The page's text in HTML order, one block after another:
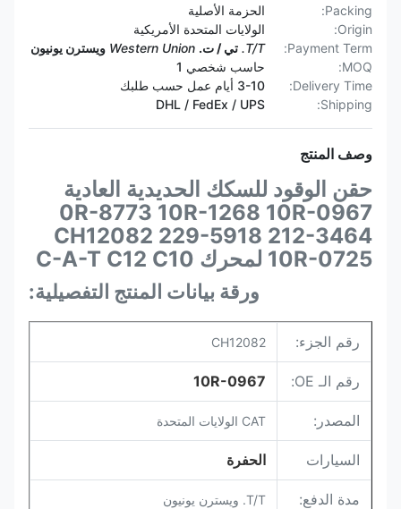
Packing:
الحزمة الأصلية
Origin:
الولايات المتحدة الأمريكية
Payment Term:
T/T. تي / ت. Western Union ويسترن يونيون
MOQ:
حاسب شخصي 1
Delivery Time:
3-10 أيام عمل حسب طلبك
Shipping:
DHL / FedEx / UPS
وصف المنتج
حقن الوقود للسكك الحديدية العادية
0R-8773 10R-1268 10R-0967
CH12082 229-5918 212-3464
10R-0725 لمحرك C-A-T C12 C10
ورقة بيانات المنتج التفصيلية:
رقم الجزء: CH12082
رقم الـ OE: 10R-0967
المصدر: CAT الولايات المتحدة
السيارات الحفرة
مدة الدفع: T/T. ويسترن يونيون